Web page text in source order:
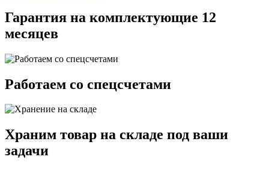
Гарантия на комплектующие 12
месяцев
Работаем со спецсчетами
Храним товар на складе под ваши
задачи